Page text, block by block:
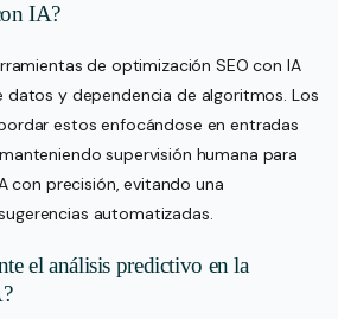
IA?
de optimización SEO con IA
datos y dependencia de algoritmos. Los
estos enfocándose en entradas
supervisión humana para
con precisión, evitando una
automatizadas.
el análisis predictivo en la